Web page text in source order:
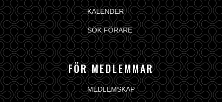
KALENDER
SÖK FÖRARE
FÖR MEDLEMMAR
MEDLEMSKAP